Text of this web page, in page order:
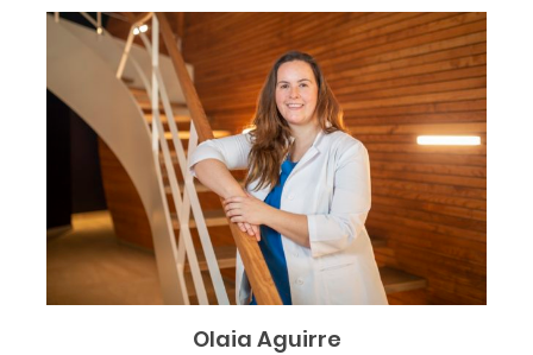
Olaia Aguirre